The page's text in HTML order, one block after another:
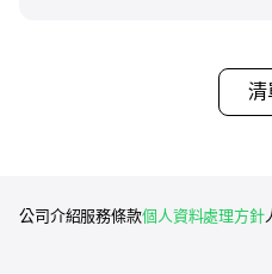
清
公司介紹服務條款個人資料處理方針